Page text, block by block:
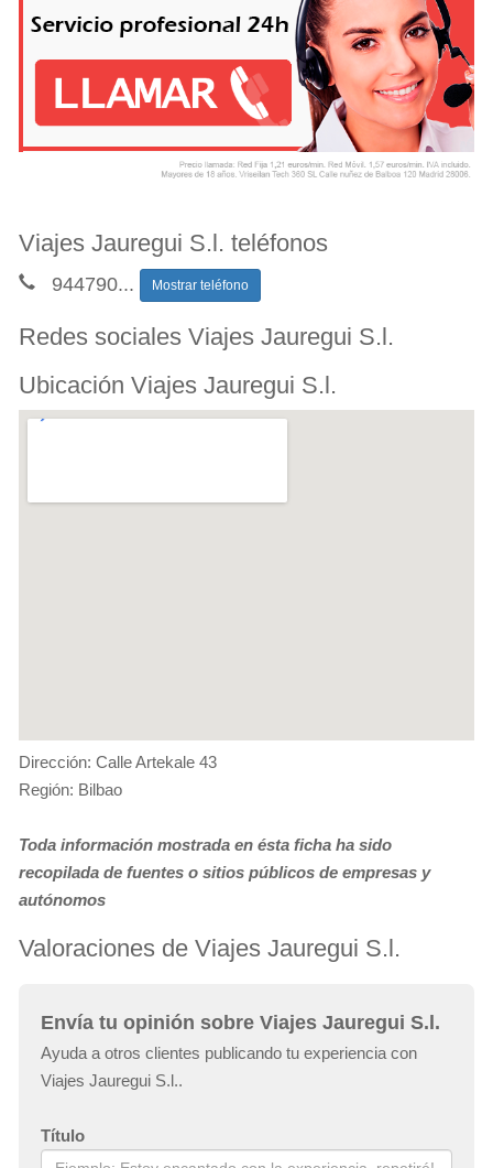
Viajes Jauregui S.l. teléfonos
944790... Mostrar teléfono
Redes sociales Viajes Jauregui S.l.
Ubicación Viajes Jauregui S.l.
Dirección: Calle Artekale 43
Región: Bilbao
Toda información mostrada en ésta ficha ha sido
recopilada de fuentes o sitios públicos de empresas y
autónomos
Valoraciones de Viajes Jauregui S.l.
Envía tu opinión sobre Viajes Jauregui S.l.
Ayuda a otros clientes publicando tu experiencia con
Viajes Jauregui S.l..
Título